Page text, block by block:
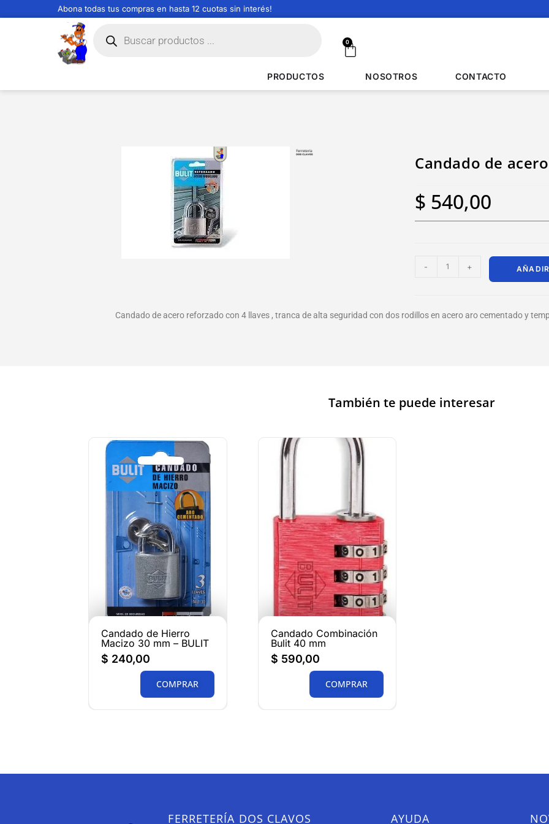
Abona todas tus compras en hasta 12 cuotas sin interés!
0
PRODUCTOS NOSOTROS CONTACTO
Candado de
$ 540,00
- +
Candado de acero reforzado con 4 llaves , tranca de alta seguridad con dos rodillos en acero aro cementado y
También te puede interesar
Candado de Hierro
Macizo 30 mm – BULIT
$ 240,00
COMPRAR
Candado Combinación
Bulit 40 mm
$ 590,00
COMPRAR
FERRETERÍA DOS CLAVOS AYUDA